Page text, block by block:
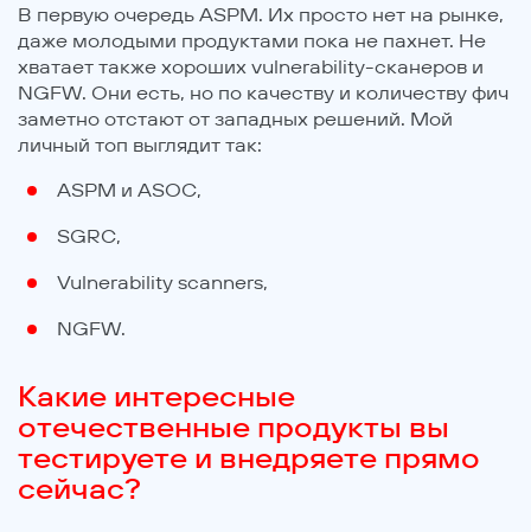
В первую очередь ASPM. Их просто нет на рынке,
даже молодыми продуктами пока не пахнет. Не
хватает также хороших vulnerability-сканеров и
NGFW. Они есть, но по качеству и количеству фич
заметно отстают от западных решений. Мой
личный топ выглядит так:
ASPM и ASOC,
SGRC,
Vulnerability scanners,
NGFW.
Какие интересные
отечественные продукты вы
тестируете и внедряете прямо
сейчас?